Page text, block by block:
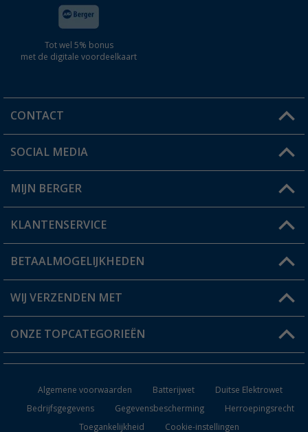
Tot wel 5% bonus
met de digitale voordeelkaart
CONTACT
Een vraag?
Winkel vinden
SOCIAL MEDIA
MIJN BERGER
Mijn account
Status bestelling
Verlanglijstje
KLANTENSERVICE
FAQ & Contact
Verzendinformatie
Catalogus
BETAALMOGELIJKHEDEN
WIJ VERZENDEN MET
ONZE TOPCATEGORIEËN
Algemene voorwaarden Batterijwet
Duitse Elektrowet
Bedrijfsgegevens
Gegevensbescherming
Herroepingsrecht
Toegankelijkheid
Cookie-instellingen